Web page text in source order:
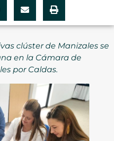
clúster de Manizales se
en la Cámara de
por Caldas.